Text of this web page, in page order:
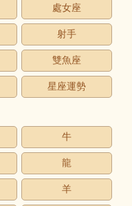
處女座
射手
雙魚座
星座運勢
牛
龍
羊